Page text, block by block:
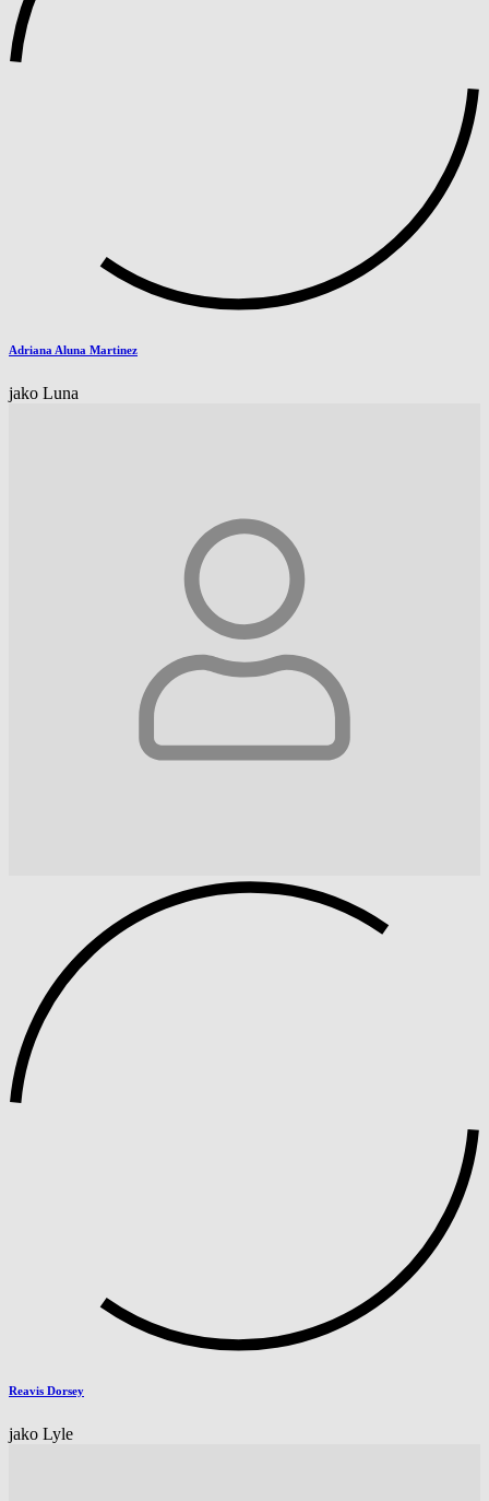
Adriana Aluna Martinez
jako Luna
Reavis Dorsey
jako Lyle